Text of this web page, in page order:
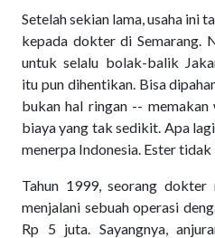
Setelah sekian lama, usaha ini
kepada dokter di Semarang.
untuk selalu bolak-balik
itu pun dihentikan. Bisa
bukan hal ringan --
biaya yang tak sedikit. Apa
menerpa Indonesia. Ester
Tahun 1999, seorang dokter
menjalani sebuah operasi
Rp 5 juta. Sayangnya,